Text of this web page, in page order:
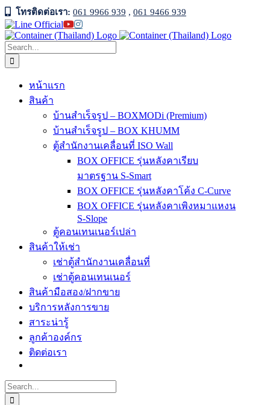
Skip
to
content
โทรติดต่อเรา: 061 9966 939 , 061 9466 939
Facebook
Line
Official
YouTube
Instagram
Search
for:
หน้าแรก
สินค้า
บ้านสำเร็จรูป – BOXMODi (Premium)
บ้านสำเร็จรูป – BOX KHUMM
ตู้สำนักงานเคลื่อนที่ ISO Wall
BOX OFFICE รุ่นหลังคาเรียบ
มาตรฐาน S-Smart
BOX OFFICE รุ่นหลังคาโค้ง C-Curve
BOX OFFICE รุ่นหลังคาเพิงหมาแหงน
S-Slope
ตู้คอนเทนเนอร์เปล่า
สินค้าให้เช่า
เช่าตู้สำนักงานเคลื่อนที่
เช่าตู้คอนเทนเนอร์
สินค้ามือสอง/ฝากขาย
บริการหลังการขาย
สาระน่ารู้
ลูกค้าองค์กร
ติดต่อเรา
Search
for: